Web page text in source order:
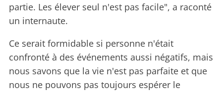
partie. Les élever seul n'est pas facile", a raconté
un internaute.
Ce serait formidable si personne n'était
confronté à des événements aussi négatifs, mais
nous savons que la vie n'est pas parfaite et que
nous ne pouvons pas toujours espérer le